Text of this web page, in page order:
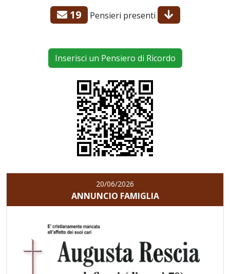
19 Pensieri presenti
Inserisci un Pensiero di Ricordo
20/06/2026
ANNUNCIO FAMIGLIA